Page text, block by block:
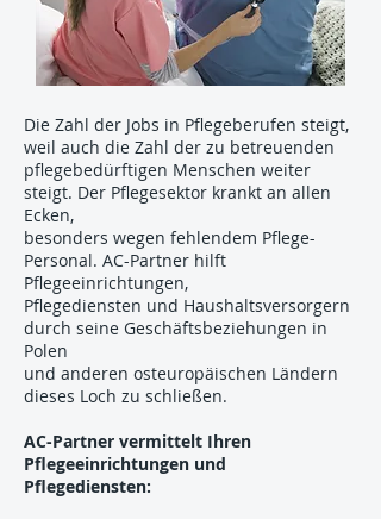
Die Zahl der Jobs in Pflegeberufen steigt,
weil auch die Zahl der zu betreuenden
pflegebedürftigen Menschen weiter
steigt. Der Pflegesektor krankt an allen
Ecken,
besonders wegen fehlendem Pflege-
Personal. AC-Partner hilft
Pflegeeinrichtungen,
Pflegediensten und Haushaltsversorgern
durch seine Geschäftsbeziehungen in
Polen
und anderen osteuropäischen Ländern
dieses Loch zu schließen.
AC-Partner vermittelt Ihren
Pflegeeinrichtungen und
Pflegediensten: